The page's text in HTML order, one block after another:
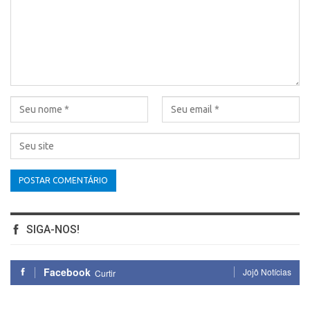
SIGA-NOS!
Facebook Curtir Jojô Notícias